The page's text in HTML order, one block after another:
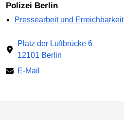
Polizei Berlin
Pressearbeit und Erreichbarkeit
Platz der Luftbrücke 6
12101 Berlin
E-Mail